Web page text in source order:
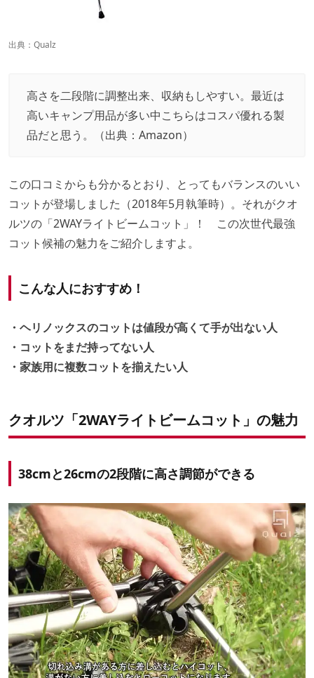
出典： Qualz
高さを二段階に調整出来、収納もしやすい。最近は
高いキャンプ用品が多い中こちらはコスパ優れる製
品だと思う。（出典： Amazon）
この口コミからも分かるとおり、とってもバランスのいい
コットが登場しました（2018年5月執筆時）。それがクオ
ルツの「2WAYライトビームコット」！ この次世代最強
コット候補の魅力をご紹介しますよ。
こんな人におすすめ！
・ヘリノックスのコットは値段が高くて手が出ない人
・コットをまだ持ってない人
・家族用に複数コットを揃えたい人
クオルツ「2WAYライトビームコット」の魅力
38cmと26cmの2段階に高さ調節ができる